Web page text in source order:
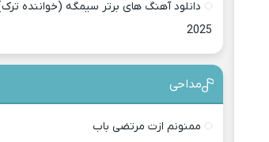
دانلود آهنگ های برتر سیمگه (خواننده
2025
مداحی
ممنونم ازت مرتضی باب